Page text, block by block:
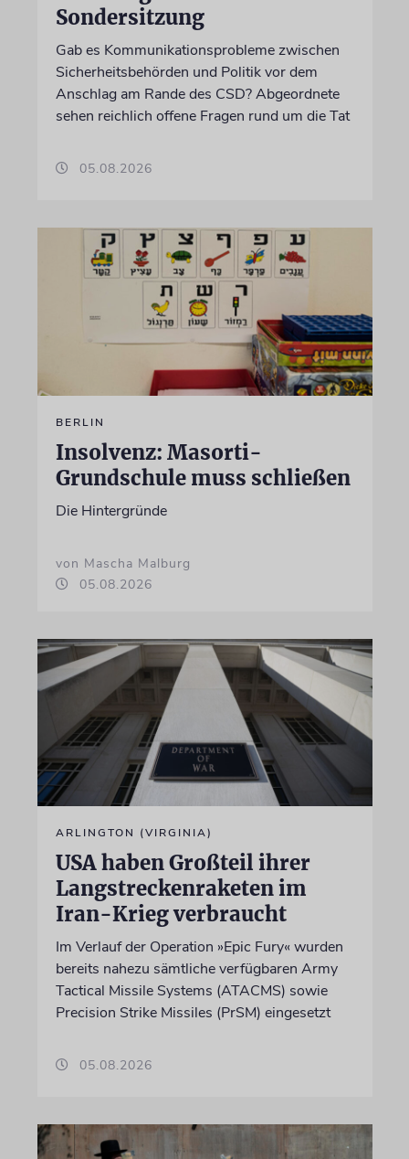
Sondersitzung
Gab es Kommunikationsprobleme zwischen
Sicherheitsbehörden und Politik vor dem
Anschlag am Rande des CSD? Abgeordnete
sehen reichlich offene Fragen rund um die Tat
05.08.2026
BERLIN
Insolvenz: Masorti-
Grundschule muss schließen
Die Hintergründe
von Mascha Malburg
05.08.2026
ARLINGTON (VIRGINIA)
USA haben Großteil ihrer
Langstreckenraketen im
Iran-Krieg verbraucht
Im Verlauf der Operation »Epic Fury« wurden
bereits nahezu sämtliche verfügbaren Army
Tactical Missile Systems (ATACMS) sowie
Precision Strike Missiles (PrSM) eingesetzt
05.08.2026